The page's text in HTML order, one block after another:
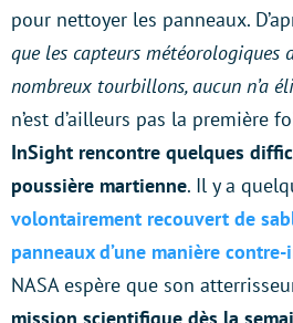
pour nettoyer les panneaux.
que les capteurs météorologiques
nombreux tourbillons, aucun n’a
n’est d’ailleurs pas la première
InSight rencontre quelques
poussière martienne. Il y a
volontairement recouvert de
panneaux d’une manière
NASA espère que son
mission scientifique dès la